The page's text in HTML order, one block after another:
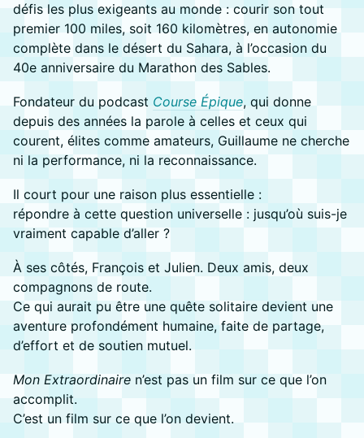
défis les plus exigeants au monde : courir son tout
premier 100 miles, soit 160 kilomètres, en autonomie
complète dans le désert du Sahara, à l’occasion du
40e anniversaire du Marathon des Sables.
Fondateur du podcast Course Épique, qui donne
depuis des années la parole à celles et ceux qui
courent, élites comme amateurs, Guillaume ne cherche
ni la performance, ni la reconnaissance.
Il court pour une raison plus essentielle :
répondre à cette question universelle : jusqu’où suis-je
vraiment capable d’aller ?
À ses côtés, François et Julien. Deux amis, deux
compagnons de route.
Ce qui aurait pu être une quête solitaire devient une
aventure profondément humaine, faite de partage,
d’effort et de soutien mutuel.
Mon Extraordinaire n’est pas un film sur ce que l’on
accomplit.
C’est un film sur ce que l’on devient.